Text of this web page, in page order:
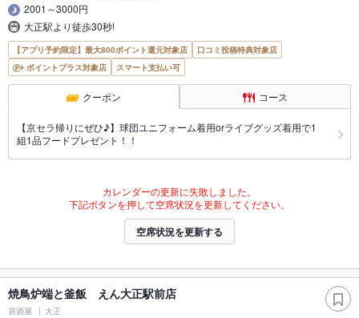
2001～3000円
大正駅より徒歩30秒!
【アプリ予約限定】最大800ポイント還元対象店
口コミ投稿特典対象店
ポイントプラス対象店
スマート支払い可
クーポン コース
【京セラ帰りにぜひ♪】球団ユニフォーム着用orライブグッズ着用で1
組1品フードプレゼント！！
カレンダーの更新に失敗しました。
下記ボタンを押して空席状況を更新してください。
空席状況を更新する
焼鳥炉端と釜飯 えん大正駅前店
居酒屋 大正